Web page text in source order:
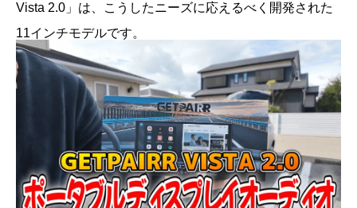
Vista 2.0」は、こうしたニーズに応えるべく開発された
11インチモデルです。